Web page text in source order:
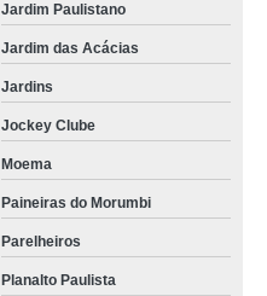
Jardim Paulistano
Jardim das Acácias
Jardins
Jockey Clube
Moema
Paineiras do Morumbi
Parelheiros
Planalto Paulista